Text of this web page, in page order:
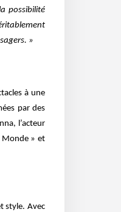
possibilité
»
à une
par des
l’acteur
Monde » et
style. Avec